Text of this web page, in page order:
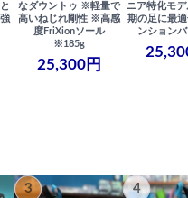
なダウントゥ ※軽量で
高いねじれ剛性 ※高感
度FriXionソール
※185g
25,300円
ニア特化モ
期の足に最
ンション
3 4